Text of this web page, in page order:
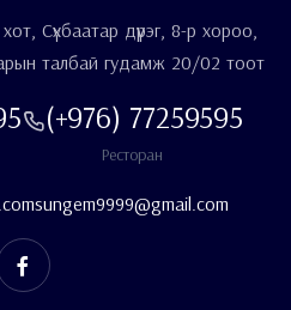
Сүхбаатар дүүрэг, 8-р хороо,
талбай гудамж 20/02 тоот
(+976) 77259595
Ресторан
sungem9999@gmail.com